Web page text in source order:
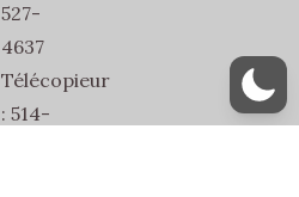
527-
4637
Télécopieur
: 514-